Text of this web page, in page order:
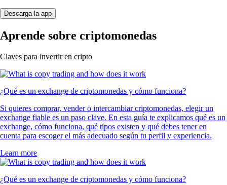
Descarga la app
Aprende sobre criptomonedas
Claves para invertir en cripto
¿Qué es un exchange de criptomonedas y cómo funciona?
Si quieres comprar, vender o intercambiar criptomonedas, elegir un
exchange fiable es un paso clave. En esta guía te explicamos qué es un
exchange, cómo funciona, qué tipos existen y qué debes tener en
cuenta para escoger el más adecuado según tu perfil y experiencia.
Learn more
¿Qué es un exchange de criptomonedas y cómo funciona?